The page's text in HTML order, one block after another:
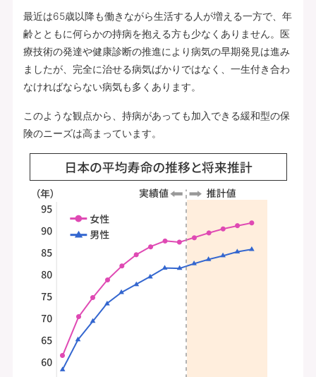
最近は65歳以降も働きながら生活する人が増える一方で、年
齢とともに何らかの持病を抱える方も少なくありません。医
療技術の発達や健康診断の推進により病気の早期発見は進み
ましたが、完全に治せる病気ばかりではなく、一生付き合わ
なければならない病気も多くあります。
このような観点から、持病があっても加入できる緩和型の保
険のニーズは高まっています。